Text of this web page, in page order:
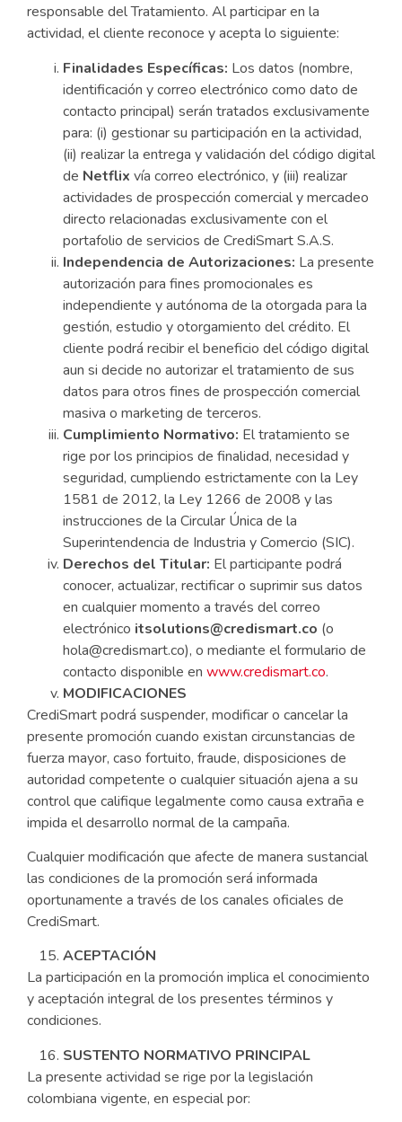
responsable del Tratamiento. Al participar en la
actividad, el cliente reconoce y acepta lo siguiente:
Finalidades Específicas: Los datos (nombre,
identificación y correo electrónico como dato de
contacto principal) serán tratados exclusivamente
para: (i) gestionar su participación en la actividad,
(ii) realizar la entrega y validación del código digital
de Netflix vía correo electrónico, y (iii) realizar
actividades de prospección comercial y mercadeo
directo relacionadas exclusivamente con el
portafolio de servicios de CrediSmart S.A.S.
Independencia de Autorizaciones: La presente
autorización para fines promocionales es
independiente y autónoma de la otorgada para la
gestión, estudio y otorgamiento del crédito. El
cliente podrá recibir el beneficio del código digital
aun si decide no autorizar el tratamiento de sus
datos para otros fines de prospección comercial
masiva o marketing de terceros.
Cumplimiento Normativo: El tratamiento se
rige por los principios de finalidad, necesidad y
seguridad, cumpliendo estrictamente con la Ley
1581 de 2012, la Ley 1266 de 2008 y las
instrucciones de la Circular Única de la
Superintendencia de Industria y Comercio (SIC).
Derechos del Titular: El participante podrá
conocer, actualizar, rectificar o suprimir sus datos
en cualquier momento a través del correo
electrónico itsolutions@credismart.co (o
hola@credismart.co), o mediante el formulario de
contacto disponible en www.credismart.co.
MODIFICACIONES
CrediSmart podrá suspender, modificar o cancelar la
presente promoción cuando existan circunstancias de
fuerza mayor, caso fortuito, fraude, disposiciones de
autoridad competente o cualquier situación ajena a su
control que califique legalmente como causa extraña e
impida el desarrollo normal de la campaña.
Cualquier modificación que afecte de manera sustancial
las condiciones de la promoción será informada
oportunamente a través de los canales oficiales de
CrediSmart.
ACEPTACIÓN
La participación en la promoción implica el conocimiento
y aceptación integral de los presentes términos y
condiciones.
SUSTENTO NORMATIVO PRINCIPAL
La presente actividad se rige por la legislación
colombiana vigente, en especial por: